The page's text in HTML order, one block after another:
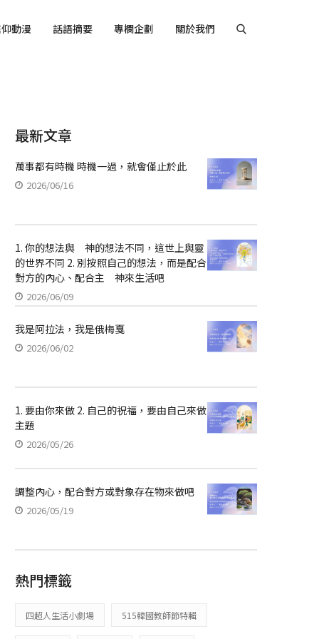
動漫 話語摘要 專欄企劃 關於我們
最新文章
萬事都有時機 時機一過，就會僅止於此
2026/06/16
1. 你的想法與 神的想法不同，這世上與靈
的世界不同 2. 別按照自己的想法，而是配合
對方的內心、配合主 神來生活吧
2026/06/09
我是阿拉法，我是俄梅戛
2026/06/02
1. 要由你來做 2. 自己的祝福，要由自己來做
主題
2026/05/26
調整內心，配合對方或對象存在物來做吧
2026/05/19
熱門標籤
四超人生活小劇場 515韓國教師節特輯